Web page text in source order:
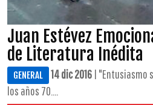
Juan Estévez
de Literatura Inédita
GENERAL 14 dic 2016 | "Entusiasmo
los años 70....